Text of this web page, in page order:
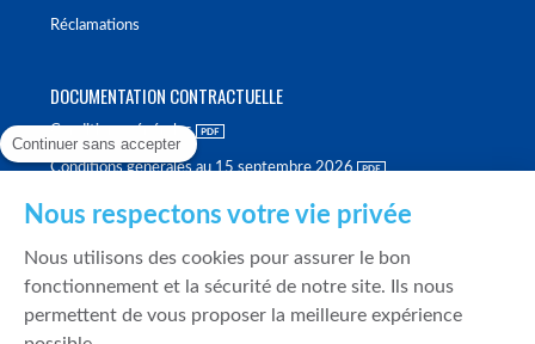
Réclamations
DOCUMENTATION CONTRACTUELLE
Conditions générales
Conditions générales au 15 septembre 2026
Politique de meilleure sélection
Politique de durabilité
Continuer sans accepter
Nous respectons votre vie privée
Nous utilisons des cookies pour assurer le bon
fonctionnement et la sécurité de notre site. Ils nous
permettent de vous proposer la meilleure expérience